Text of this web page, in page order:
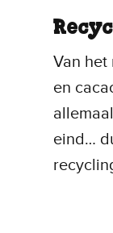
Van het
en
eind…